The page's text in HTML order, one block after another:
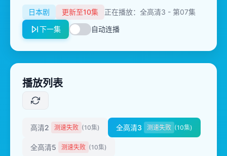
日本剧 更新至10集
正在播放：全高清3 - 第07集
下一集
自动连播
播放列表
高清2 测速失败 (10集) 全高清3 测速失败 (10集)
全高清5 测速失败 (10集)